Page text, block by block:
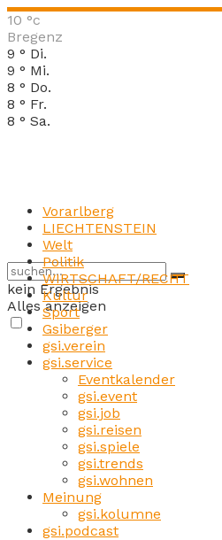
10 °c
Bregenz
9 ° Di.
9 ° Mi.
8 ° Do.
8 ° Fr.
8 ° Sa.
kein Ergebnis
Alles anzeigen
Vorarlberg
LIECHTENSTEIN
Welt
Politik
WIRTSCHAFT/RECHT
Kultur
Sport
Gsiberger
gsi.verein
gsi.service
Eventkalender
gsi.event
gsi.job
gsi.reisen
gsi.spiele
gsi.trends
gsi.wohnen
Meinung
gsi.kolumne
gsi.podcast